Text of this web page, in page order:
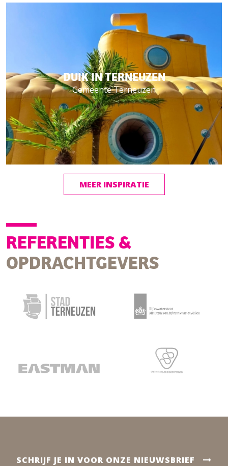
DUIK IN TERNEUZEN
Gemeente Terneuzen
MEER INSPIRATIE
REFERENTIES &
OPDRACHTGEVERS
SCHRIJF JE IN VOOR ONZE NIEUWSBRIEF